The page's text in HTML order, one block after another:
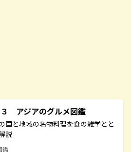
アジアのグルメ図鑑
国と地域の名物料理を食の雑学とと
説
鑑